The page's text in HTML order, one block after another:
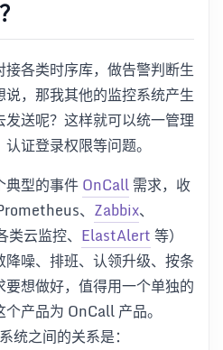
各类时序库，做告警判断生
，那我其他的监控系统产生
送呢？这样就可以统一管理
证登录权限等问题。
典型的事件OnCall需求，收
、 Zabbix、
云监控、 ElastAlert等）
噪、排班、认领升级、按条
想做好，值得用一个单独的
产品为 OnCall 产品。
统之间的关系是：